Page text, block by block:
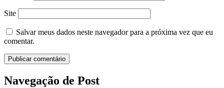
Site
Salvar meus dados neste navegador para a próxima vez que eu
comentar.
Navegação de Post